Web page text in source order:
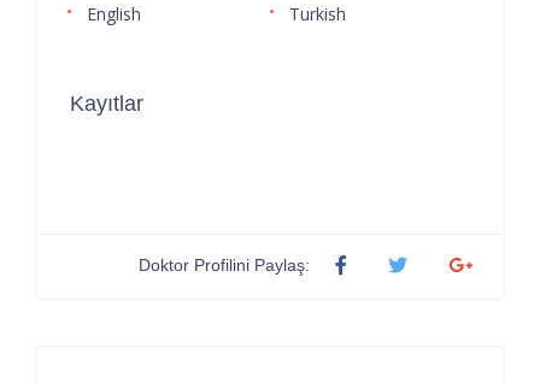
English Turkish
Kayıtlar
Doktor Profilini Paylaş: